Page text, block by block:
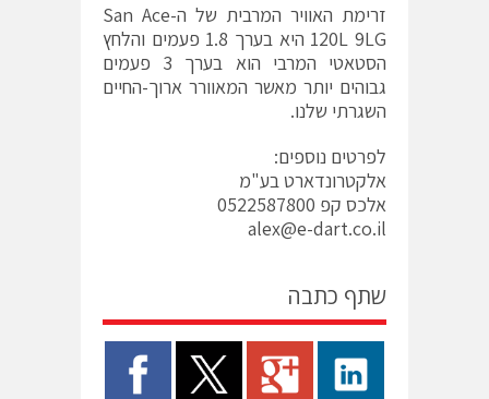
זרימת האוויר המרבית של ה-San Ace
120L 9LG היא בערך 1.8 פעמים והלחץ
הסטאטי המרבי הוא בערך 3 פעמים
גבוהים יותר מאשר המאוורר ארוך-החיים
השגרתי שלנו.
לפרטים נוספים:
אלקטרונדארט בע"מ
אלכס קפ 0522587800
alex@e-dart.co.il
שתף כתבה